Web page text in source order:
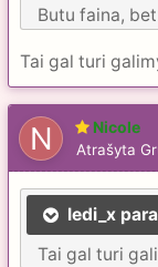
Butu faina,
Tai gal turi
Nicole
Atrašyta
ledi_x
Tai gal turi